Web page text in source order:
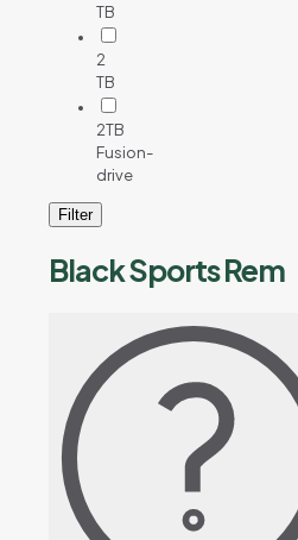
Black Sports Rem
TB
2
TB
2TB
Fusion-
drive
Filter